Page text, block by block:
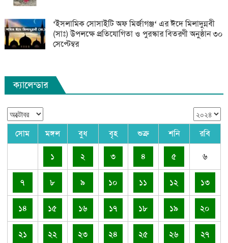
‘ইসলামিক সোসাইটি অফ মির্জাগঞ্জ‘ এর ঈদে মিলাদুন্নবী
(সাঃ) উপলক্ষে প্রতিযোগিতা ও পুরস্কার বিতরণী অনুষ্ঠান ৩০
সেপ্টেম্বর
ক্যালেন্ডার
সোম মঙ্গল বুধ বৃহ শুক্র শনি রবি
১ ২ ৩ ৪ ৫ ৬
৭ ৮ ৯ ১০ ১১ ১২ ১৩
১৪ ১৫ ১৬ ১৭ ১৮ ১৯ ২০
২১ ২২ ২৩ ২৪ ২৫ ২৬ ২৭